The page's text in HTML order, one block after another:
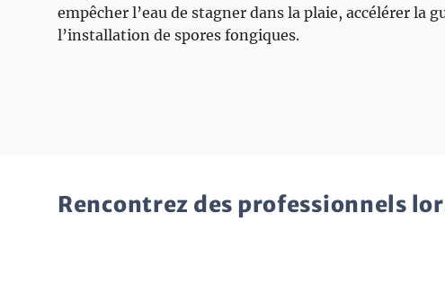
empêcher l’eau de stagner dans la plaie, accélérer la
l’installation de spores fongiques.
Rencontrez des professionnels